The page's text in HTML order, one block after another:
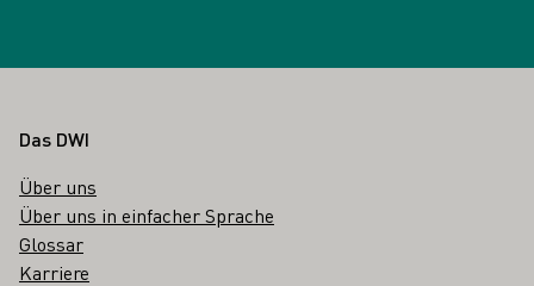
Fußbereich
Das DWI
Über uns
Über uns in einfacher Sprache
Glossar
Karriere